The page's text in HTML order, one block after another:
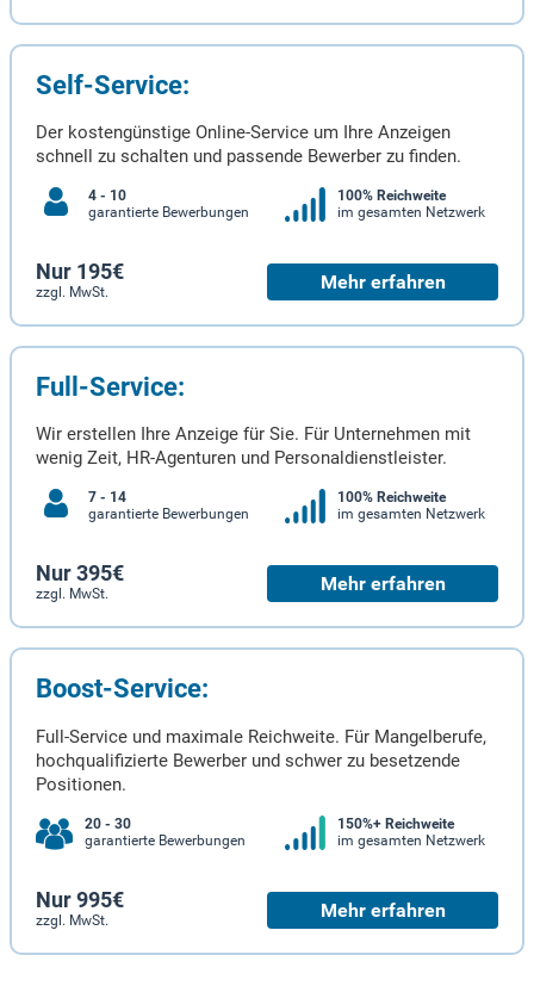
Self-Service:
Der kostengünstige Online-Service um Ihre Anzeigen
schnell zu schalten und passende Bewerber zu finden.
4 - 10
garantierte Bewerbungen
100% Reichweite
im gesamten Netzwerk
Nur 195€
zzgl. MwSt. Mehr erfahren
Full-Service:
Wir erstellen Ihre Anzeige für Sie. Für Unternehmen mit
wenig Zeit, HR-Agenturen und Personaldienstleister.
7 - 14
garantierte Bewerbungen
100% Reichweite
im gesamten Netzwerk
Nur 395€
zzgl. MwSt. Mehr erfahren
Boost-Service:
Full-Service und maximale Reichweite. Für Mangelberufe,
hochqualifizierte Bewerber und schwer zu besetzende
Positionen.
20 - 30
garantierte Bewerbungen
150%+ Reichweite
im gesamten Netzwerk
Nur 995€
zzgl. MwSt. Mehr erfahren